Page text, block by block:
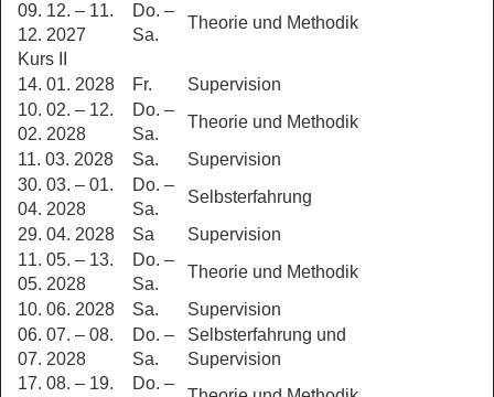
09. 12. – 11.
12. 2027
Do. –
Sa.
Theorie und Methodik
Kurs II
14. 01. 2028
Fr.
Supervision
10. 02. – 12.
02. 2028
Do. –
Sa.
Theorie und Methodik
11. 03. 2028
Sa.
Supervision
30. 03. – 01.
04. 2028
Do. –
Sa.
Selbsterfahrung
29. 04. 2028
Sa
Supervision
11. 05. – 13.
05. 2028
Do. –
Sa.
Theorie und Methodik
10. 06. 2028
Sa.
Supervision
06. 07. – 08.
07. 2028
Do. –
Sa.
Selbsterfahrung und
Supervision
17. 08. – 19.
Do. –